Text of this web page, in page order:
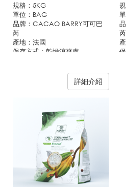
規格：5KG
單位：BAG
品牌：CACAO BARRY可可巴
芮
產地：法國
保存方式：乾燥涼爽處
詳細介紹
芮